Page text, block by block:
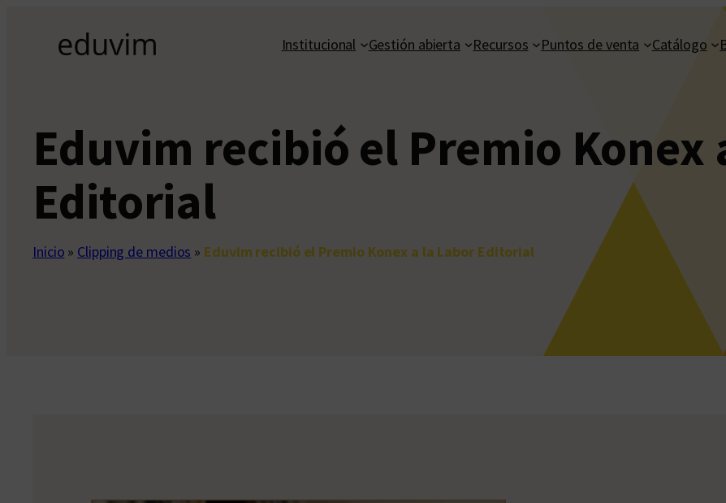
contenido
Institucional Gestión abierta Recursos Puntos de venta Catálogo
Eduvim recibió el Premio Konex
Editorial
Inicio » Clipping de medios » Eduvim recibió el Premio Konex a la Labor Editorial